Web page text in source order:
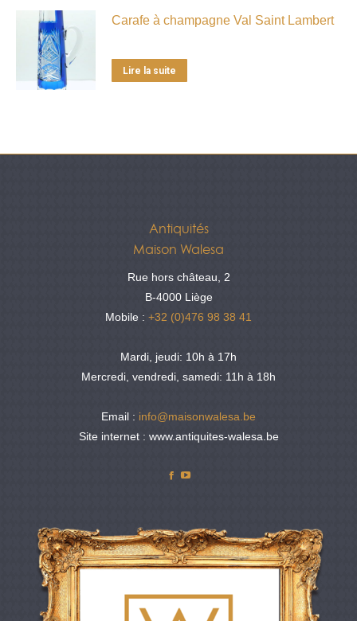
Carafe à champagne Val Saint Lambert
Lire la suite
Antiquités
Maison Walesa
Rue hors château, 2
B-4000 Liège
Mobile : +32 (0)476 98 38 41
Mardi, jeudi: 10h à 17h
Mercredi, vendredi, samedi: 11h à 18h
Email : info@maisonwalesa.be
Site internet : www.antiquites-walesa.be
Facebook